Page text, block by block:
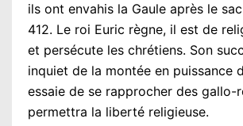
ils ont envahis la Gaule après le
412. Le roi Euric règne, il est de
et persécute les chrétiens. Son
inquiet de la montée en puissance
essaie de se rapprocher des gallo-
permettra la liberté religieuse.